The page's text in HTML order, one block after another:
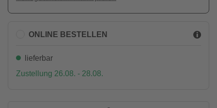
ONLINE BESTELLEN
lieferbar
Zustellung 26.08. - 28.08.